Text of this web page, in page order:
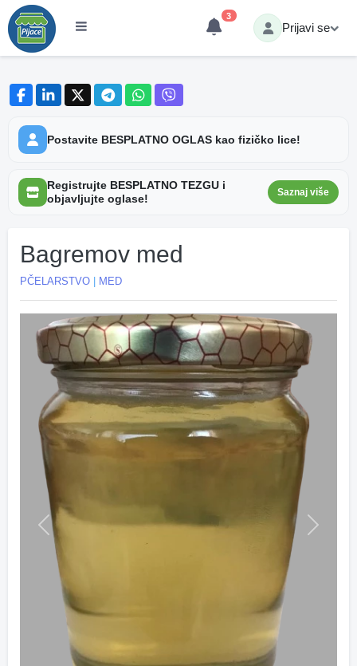
3
Prijavi se
Postavite BESPLATNO OGLAS kao fizičko lice!
Registrujte BESPLATNO TEZGU i
objavljujte oglase!
Saznaj više
Bagremov med
PČELARSTVO MED
Previous Next